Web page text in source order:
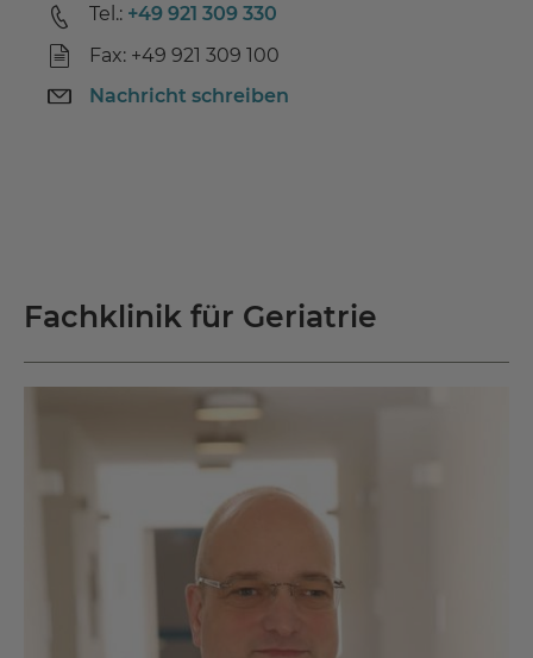
Tel.: +49 921 309 330
Fax: +49 921 309 100
Nachricht schreiben
Fachklinik für Geriatrie